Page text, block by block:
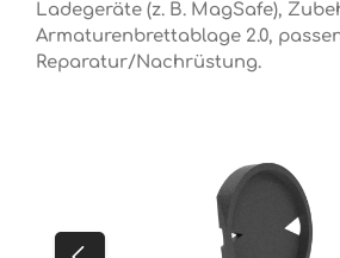
Ladegeräte (z. B. MagSafe),
Armaturenbrettablage 2.0,
Reparatur/Nachrüstung.